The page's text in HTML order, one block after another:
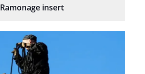
Ramonage insert